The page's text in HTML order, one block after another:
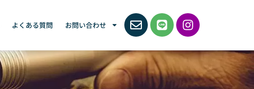
よくある質問 お問い合わせ